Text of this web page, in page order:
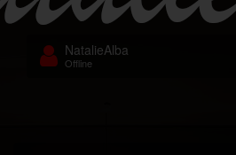
NatalieAlba
Offline